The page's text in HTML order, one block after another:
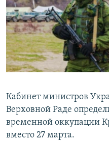
ПОБЕДИТЕЛЕЙ НЕ СУДЯТ?
КРЫМ.НЕПОКОРЕННЫЙ
ELIFBE
УКРАИНСКАЯ ПРОБЛЕМА
ПРИСОЕДИНЯЙТЕСЬ!
Кабинет министров
Верховной Раде
временной оккупации
вместо 27 марта.